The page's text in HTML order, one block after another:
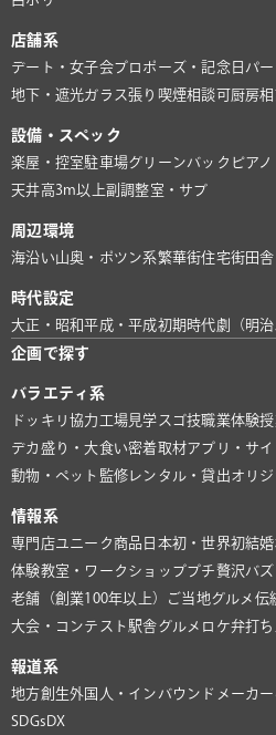
店舗系
デート・女子会プロポーズ・記念日 パ
地下・遮光ガラス張り 喫煙相談可 厨房相
設備・スペック
楽屋・控室駐車場グリーンバック ピア
天井高3m以上副調整室・サブ
周辺環境
海沿い山奥・ポツン系繁華街住宅街田舎
時代設定
大正・昭和平成・平成初期時代劇（明治
企画で探す
バラエティ系
ドッキリ協力 工場見学 スゴ技職業体験
デカ盛り・大食い密着取材アプリ・サイ
動物・ペット 監修 レンタル・貸出オリ
情報系
専門店ユニーク商品 日本初・世界初結
体験教室・ワークショッププチ贅沢バズ
老舗（創業100年以上）
ご当地グルメ 伝
大会・コンテスト 駅舎グルメ ロケ弁打
報道系
地方創生外国人・インバウンド メーカー
SDGs DX